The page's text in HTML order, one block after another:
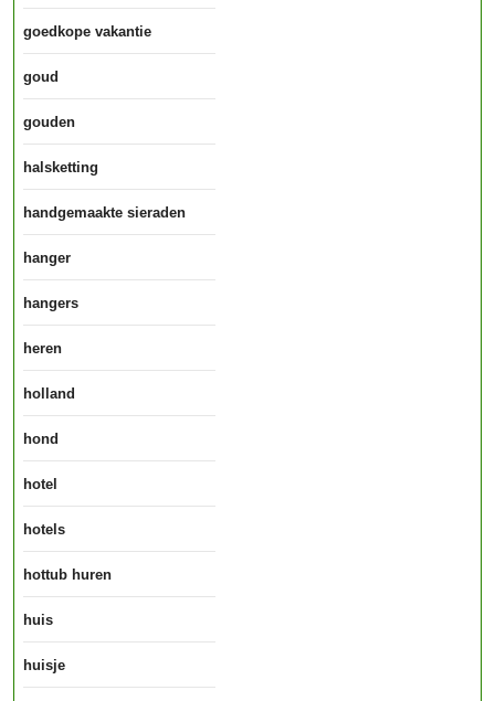
goedkope vakantie
goud
gouden
halsketting
handgemaakte sieraden
hanger
hangers
heren
holland
hond
hotel
hotels
hottub huren
huis
huisje